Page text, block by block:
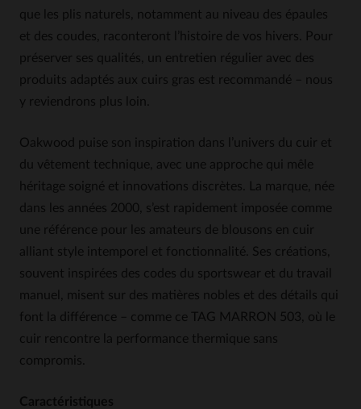
que les plis naturels, notamment au niveau des épaules
et des coudes, raconteront l’histoire de vos hivers. Pour
préserver ses qualités, un entretien régulier avec des
produits adaptés aux cuirs gras est recommandé – nous
y reviendrons plus loin.
Oakwood puise son inspiration dans l’univers du cuir et
du vêtement technique, avec une approche qui mêle
héritage soigné et innovations discrètes. La marque, née
dans les années 2000, s’est rapidement imposée comme
une référence pour les amateurs de blousons en cuir
alliant style intemporel et fonctionnalité. Ses créations,
souvent inspirées des codes du sportswear et du travail
manuel, misent sur des matières nobles et des détails qui
font la différence – comme ce TAG MARRON 503, où le
cuir rencontre la performance thermique sans
compromis.
Caractéristiques